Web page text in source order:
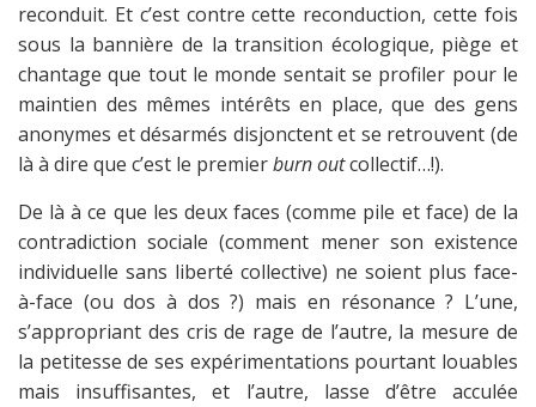
reconduit. Et c’est contre cette reconduction, cette fois
sous la bannière de la transition écologique, piège et
chantage que tout le monde sentait se profiler pour le
maintien des mêmes intérêts en place, que des gens
anonymes et désarmés disjonctent et se retrouvent (de
là à dire que c’est le premierburn outcollectif…!).
De là à ce que les deux faces (comme pile et face) de la
contradiction sociale (comment mener son existence
individuelle sans liberté collective) ne soient plus face-
à-face (ou dos à dos ?) mais en résonance ? L’une,
s’appropriant des cris de rage de l’autre, la mesure de
la petitesse de ses expérimentations pourtant louables
mais insuffisantes, et l’autre, lasse d’être acculée